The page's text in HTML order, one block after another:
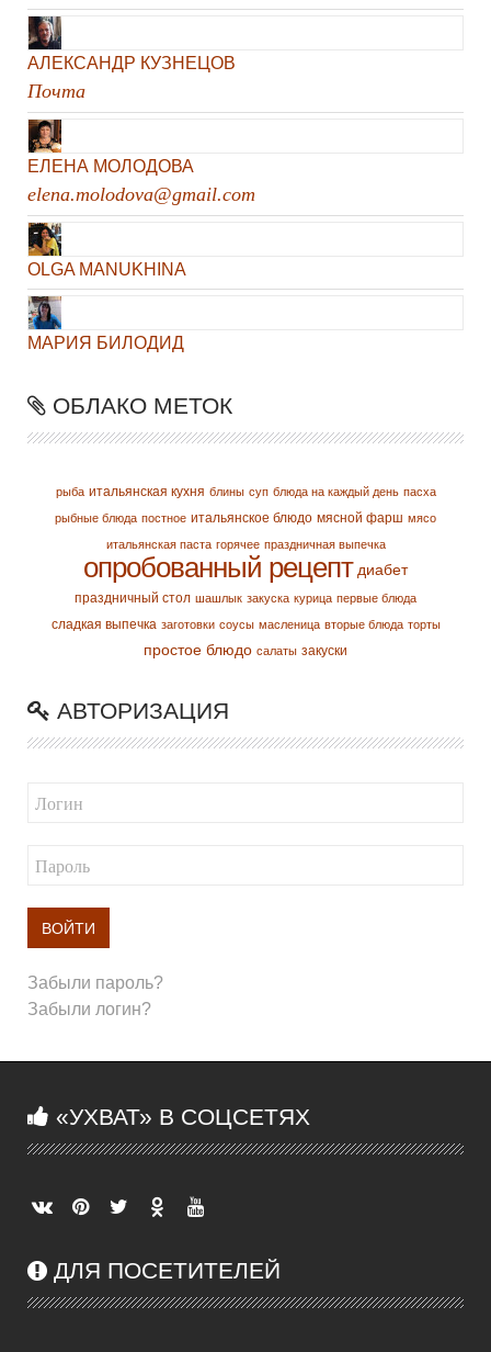
АЛЕКСАНДР КУЗНЕЦОВ
Почта
ЕЛЕНА МОЛОДОВА
elena.molodova@gmail.com
OLGA MANUKHINA
МАРИЯ БИЛОДИД
ОБЛАКО МЕТОК
рыба итальянская кухня блины суп блюда на каждый день пасха
рыбные блюда постное итальянское блюдо мясной фарш мясо
итальянская паста горячее праздничная выпечка
опробованный рецепт диабет
праздничный стол шашлык закуска курица первые блюда
сладкая выпечка заготовки соусы масленица вторые блюда торты
простое блюдо салаты закуски
АВТОРИЗАЦИЯ
ВОЙТИ
Забыли пароль?
Забыли логин?
«УХВАТ» В СОЦСЕТЯХ
ДЛЯ ПОСЕТИТЕЛЕЙ